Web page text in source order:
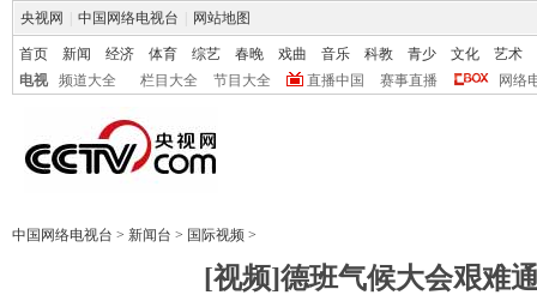
央视网 中国网络电视台 网站地图
首页 新闻 经济 体育 综艺 春晚 戏曲 音乐 科教 青少 文化
艺术
电视
频道大全 栏目大全 节目大全 直播中国 赛事直播 网络
中国网络电视台 > 新闻台 > 国际视频 >
[视频]德班气候大会艰难